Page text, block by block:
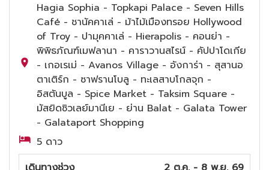
Hagia Sophia - Topkapi Palace - Seven Hills
Café - ชานัคคาเล่ - ม้าไม้เมืองทรอย Hollywood
of Troy - ปามุคคาเล่ - Hierapolis - คอนย่า -
พิพิธภัณฑ์เมฟลานา - คาราวานสไรน์ - คัปปาโดเกีย
- เกอเรเม่ - Avanos Village - อังการ่า - สุสานอ
ตาเติร์ก - ซาฟรานโบลู - ทะเลสาบโกลจุก -
อิสตันบูล - Spice Market - Taksim Square -
มัสยิดซิวเลย์มานีเย - ย่าน Balat - Galata Tower
- Galataport Shopping
5 ดาว